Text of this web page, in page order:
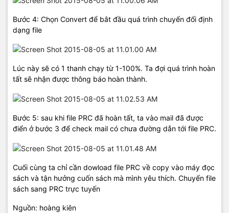
Bước 4: Chọn Convert để bắt đầu quá trình chuyển đổi định
dạng file
Lúc này sẽ có 1 thanh chạy từ 1-100%. Ta đợi quá trình hoàn
tất sẽ nhận được thông báo hoàn thành.
Bước 5: sau khi file PRC đã hoàn tất, ta vào mail đã được
điển ở bước 3 để check mail có chưa đường dẫn tới file PRC.
Cuối cùng ta chỉ cần dowload file PRC về copy vào máy đọc
sách và tận hưởng cuốn sách mà mình yêu thích. Chuyển file
sách sang PRC trực tuyến
Nguồn: hoàng kiên